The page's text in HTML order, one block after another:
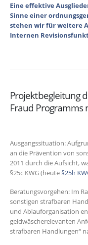
Eine effektive
Sinne einer
stehen wir für weitere
Internen
Projektbegleitung
Fraud Programms
Ausgangssituation:
an die Prävention von
2011 durch die Aufsicht,
§25c KWG (heute§25h
Beratungsvorgehen: Im
sonstigen strafbaren
und Ablauforganisation
geldwäscherelevanten
strafbaren Handlungen“